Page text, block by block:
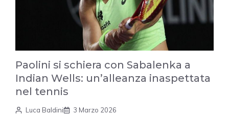
Paolini si schiera con Sabalenka a
Indian Wells: un’alleanza inaspettata
nel tennis
Luca Baldini 3 Marzo 2026